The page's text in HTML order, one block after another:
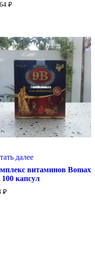
₽
далее
витаминов Bomax
100 капсул
₽